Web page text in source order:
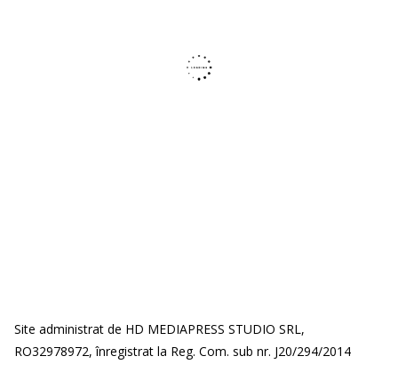
Site administrat de HD MEDIAPRESS STUDIO SRL,
RO32978972, înregistrat la Reg. Com. sub nr. J20/294/2014